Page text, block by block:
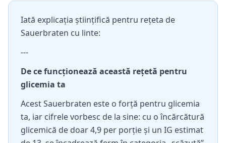
Iată explicația științifică pentru rețeta de
Sauerbraten cu linte:
---
De ce funcționează această rețetă pentru
glicemia ta
Acest Sauerbraten este o forță pentru glicemia
ta, iar cifrele vorbesc de la sine: cu o încărcătură
glicemică de doar 4,9 per porție și un IG estimat